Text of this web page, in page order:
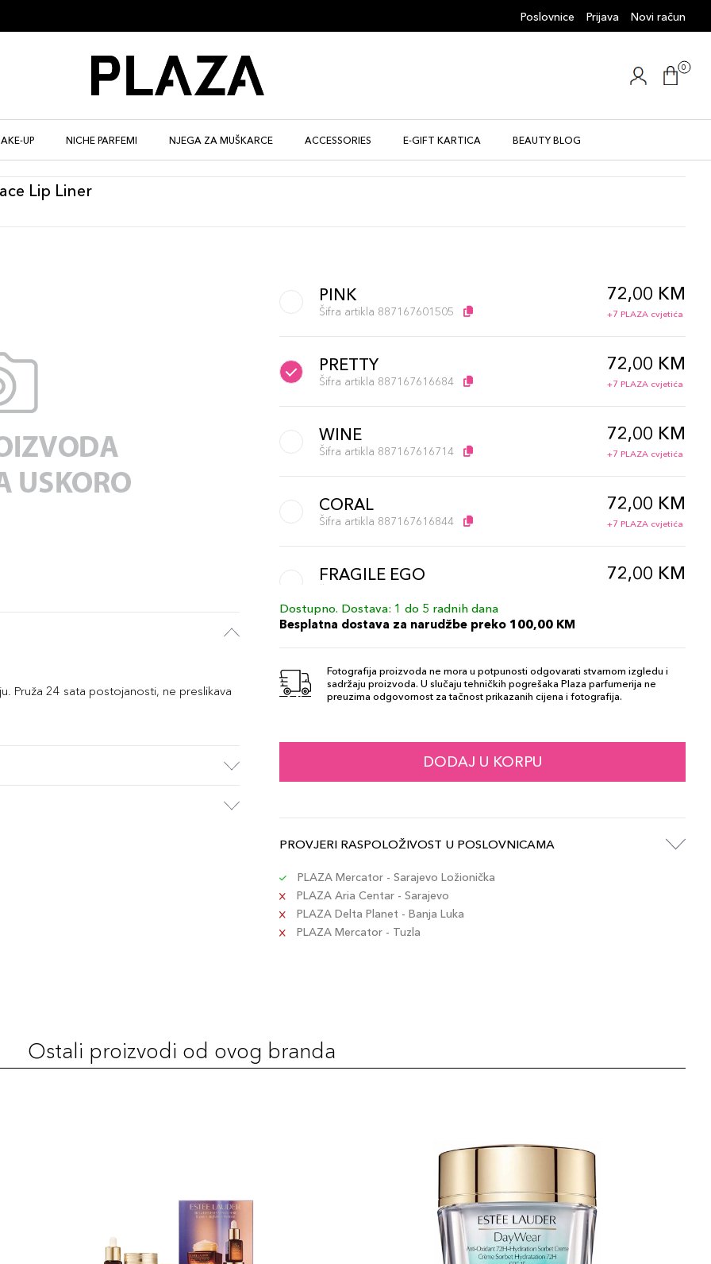
Poslovnice Prijava Novi račun
0
UP NICHE PARFEMI NJEGA ZA MUŠKARCE ACCESSORIES E-GIFT KARTICA BEAUTY BLOG
Lip Liner
Pruža 24 sata postojanosti, ne preslikava
PINK
Šifra artikla 887167601505
72,00 KM
+7 PLAZA cvjetića
PRETTY
Šifra artikla 887167616684
72,00 KM
+7 PLAZA cvjetića
WINE
Šifra artikla 887167616714
72,00 KM
+7 PLAZA cvjetića
CORAL
Šifra artikla 887167616844
72,00 KM
+7 PLAZA cvjetića
FRAGILE EGO 72,00 KM
MAUVE 72,00 KM
BLU
Šifra artikla 887167616646
72,00 KM
ROSE
Šifra artikla 887167616660
Dostupno. Dostava: 1 do 5 radnih dana
Besplatna dostava za narudžbe preko 100,00 KM
Fotografija proizvoda ne mora u potpunosti odgovarati stvarnom izgledu i
sadržaju proizvoda. U slučaju tehničkih pogrešaka Plaza parfumerija ne
preuzima odgovornost za tačnost prikazanih cijena i fotografija.
DODAJ U KORPU
PROVJERI RASPOLOŽIVOST U POSLOVNICAMA
PLAZA Mercator - Sarajevo Ložionička
PLAZA Aria Centar - Sarajevo
PLAZA Delta Planet - Banja Luka
PLAZA Mercator - Tuzla
Ostali proizvodi od ovog branda